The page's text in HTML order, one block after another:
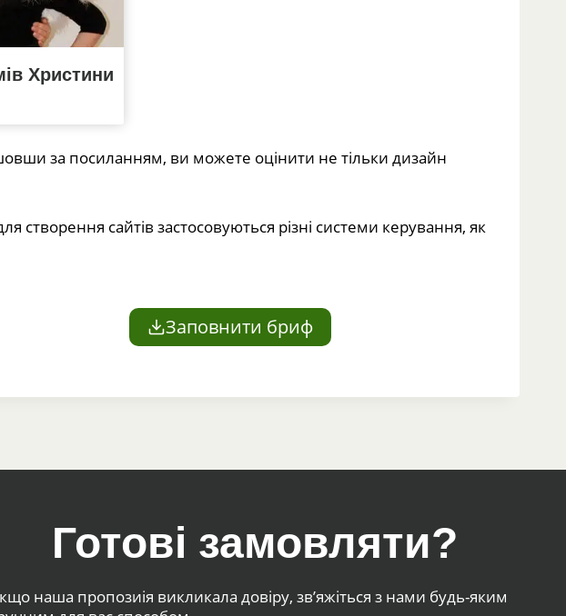
Христини
за посиланням, ви можете оцінити не тільки дизайн
створення сайтів застосовуються різні системи керування, як
Заповнити бриф
Готові замовляти?
наша пропозиія викликала довіру, зв’яжіться з нами будь-яким